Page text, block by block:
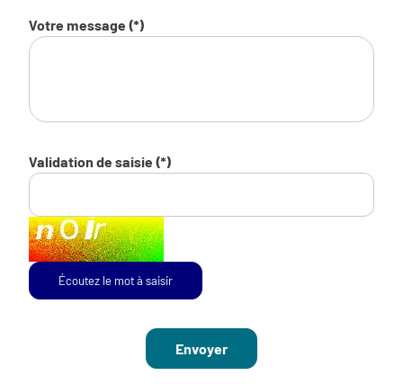
Votre message (*)
Validation de saisie (*)
Écoutez le mot à saisir